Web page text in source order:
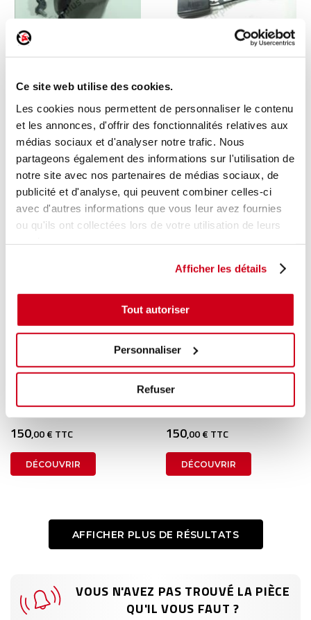
Ce site web utilise des cookies.
Les cookies nous permettent de personnaliser le contenu
et les annonces, d'offrir des fonctionnalités relatives aux
médias sociaux et d'analyser notre trafic. Nous
partageons également des informations sur l'utilisation de
notre site avec nos partenaires de médias sociaux, de
publicité et d'analyse, qui peuvent combiner celles-ci
avec d'autres informations que vous leur avez fournies
ou qu'ils ont collectées lors de votre utilisation de leurs
Afficher les détails
Tout autoriser
Personnaliser
Refuser
Ceinture arrière droite
1 en stock
CITROEN C4 - 3 2022
167
DÉCOUVRIR
Prétensionneur avant
1 en stock
PEUGEOT 5008 - 1 2015
40 ,00 € TTC
DÉCOUVRIR
Ceinture avant droite
150,00 € TTC
DÉCOUVRIR
Ceinture avant gauche
150,00 € TTC
DÉCOUVRIR
AFFICHER PLUS DE RÉSULTATS
VOUS N'AVEZ PAS TROUVÉ LA PIÈCE
QU'IL VOUS FAUT ?